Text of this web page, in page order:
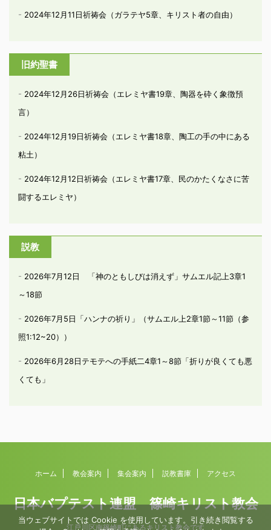
2024年12月11日祈祷会（ガラテヤ5章、キリスト者の自由）
旧約聖書
2024年12月26日祈祷会（エレミヤ書19章、陶器を砕く象徴預
言）
2024年12月19日祈祷会（エレミヤ書18章、陶工の手の中にある
粘土）
2024年12月12日祈祷会（エレミヤ書17章、民のかたくなさに苦
闘するエレミヤ）
説教
2026年7月12日 「神のともしびは消えず」サムエル記上3章1
～18節
2026年7月5日「ハンナの祈り」（サムエル上2章1節～11節（参
照1:12~20））
2026年6月28日テモテへの手紙二4章1～8節「折りが良くても悪
くても」
ホーム 教会案内 集会案内 説教書庫 アクセス
日本バプテスト連盟 篠崎キリスト教会
江戸川区南篠崎町にあるキリスト教会です
当ウェブサイトでは Cookie を使用しています。引き続き閲覧する